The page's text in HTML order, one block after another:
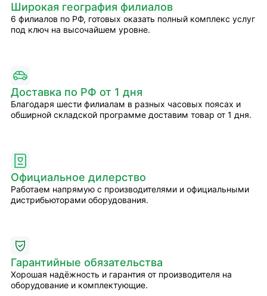
Широкая география филиалов
6 филиалов по РФ, готовых оказать полный комплекс услуг
под ключ на высочайшем уровне.
Доставка по РФ от 1 дня
Благодаря шести филиалам в разных часовых поясах и
обширной складской программе доставим товар от 1 дня.
Официальное дилерство
Работаем напрямую с производителями и официальными
дистрибьюторами оборудования.
Гарантийные обязательства
Хорошая надёжность и гарантия от производителя на
оборудование и комплектующие.